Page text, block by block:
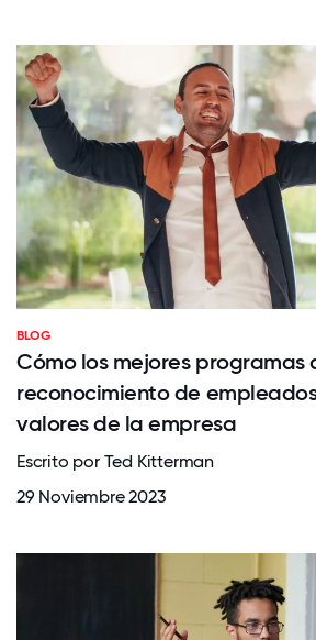
BLOG
Cómo los mejores programas
reconocimiento de
valores de la empresa
Escrito por Ted Kitterman
29 Noviembre 2023